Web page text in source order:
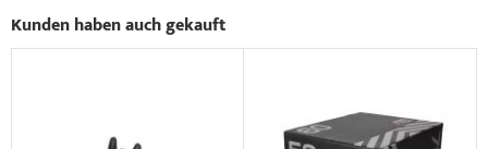
Kunden haben auch gekauft